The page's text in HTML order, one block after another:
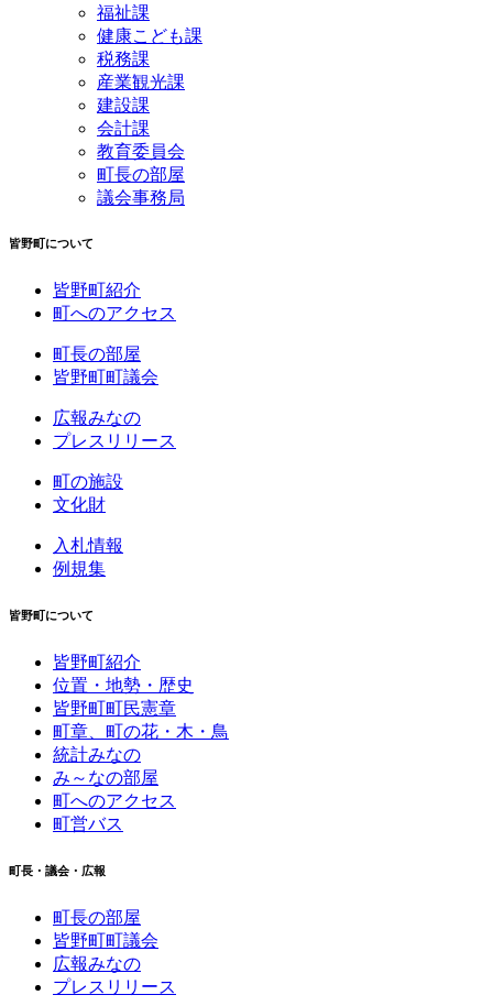
福祉課
健康こども課
税務課
産業観光課
建設課
会計課
教育委員会
町長の部屋
議会事務局
皆野町について
皆野町紹介
町へのアクセス
町長の部屋
皆野町町議会
広報みなの
プレスリリース
町の施設
文化財
入札情報
例規集
皆野町について
皆野町紹介
位置・地勢・歴史
皆野町町民憲章
町章、町の花・木・鳥
統計みなの
み～なの部屋
町へのアクセス
町営バス
町長・議会・広報
町長の部屋
皆野町町議会
広報みなの
プレスリリース